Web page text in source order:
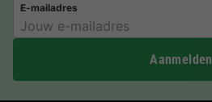
E-mailadres
Aanmelden